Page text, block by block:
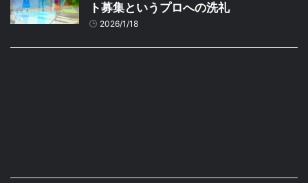
ト募集というプロへの洗礼
2026/1/18